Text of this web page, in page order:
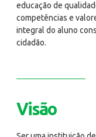
educação de
competências e
integral do aluno
cidadão.
Visão